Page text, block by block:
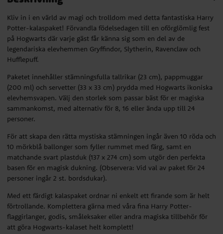
Kliv in i en värld av magi och trolldom med detta fantastiska Harry
Potter-kalaspaket! Förvandla födelsedagen till en oförglömlig fest
på Hogwarts där varje gäst får känna sig som en del av de
legendariska elevhemmen Gryffindor, Slytherin, Ravenclaw och
Hufflepuff.
Paketet innehåller stämningsfulla tallrikar (23 cm), pappmuggar
(200 ml) och servetter (33 x 33 cm) prydda med Hogwarts ikoniska
elevhemsvapen. Välj den storlek som passar bäst för er magiska
sammankomst, med alternativ för 8, 16 eller ända upp till 24
personer.
För att skapa den rätta mystiska stämningen ingår även 10 röda och
10 mörkblå ballonger som fyller rummet med färg, samt en
matchande svart plastduk (137 x 274 cm) som utgör den perfekta
basen för en magisk dukning. (Observera: Vid val av paket för 24
personer ingår 2 st. bordsdukar).
Med ett färdigt kalaspaket ordnar ni enkelt ett firande som är helt
förtrollande. Komplettera gärna med våra fina Harry Potter-
flaggirlanger, godis, småleksaker eller andra magiska tillbehör för
att göra Hogwarts-kalaset helt komplett!